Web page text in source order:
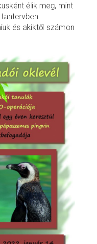
élik meg, mint
és akiktől számon